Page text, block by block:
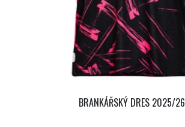
BRANKÁŘSKÝ DRES 2025/26